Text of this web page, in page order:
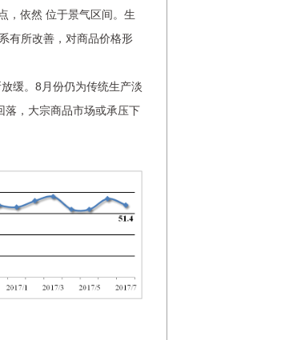
依然 位于景气区间。生
有所改善，对商品价格形
缓。8月份仍为传统生产淡
落，大宗商品市场或承压下